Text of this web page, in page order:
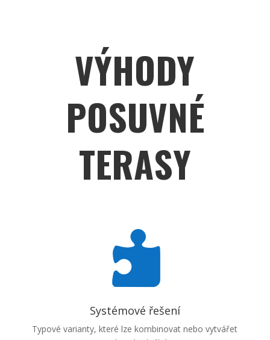
VÝHODY
POSUVNÉ
TERASY

Systémové řešení
Typové varianty, které lze kombinovat nebo vytvářet